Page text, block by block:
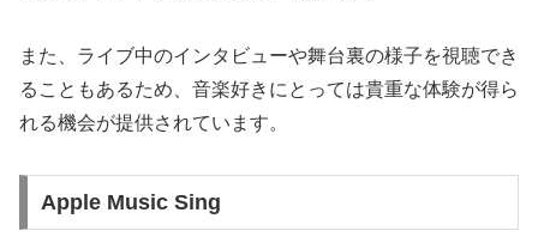
また、ライブ中のインタビューや舞台裏の様子を視聴でき
ることもあるため、音楽好きにとっては貴重な体験が得ら
れる機会が提供されています。
Apple Music Sing